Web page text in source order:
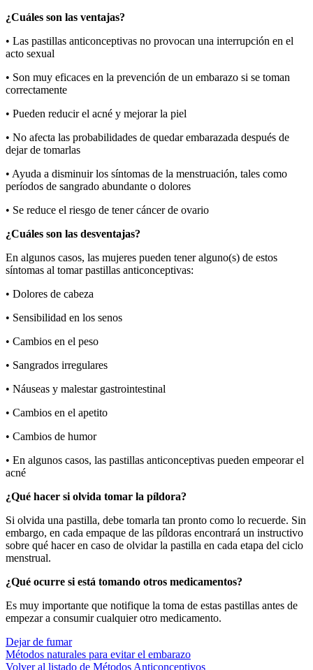
¿Cuáles son las ventajas?
• Las pastillas anticonceptivas no provocan una interrupción en el
acto sexual
• Son muy eficaces en la prevención de un embarazo si se toman
correctamente
• Pueden reducir el acné y mejorar la piel
• No afecta las probabilidades de quedar embarazada después de
dejar de tomarlas
• Ayuda a disminuir los síntomas de la menstruación, tales como
períodos de sangrado abundante o dolores
• Se reduce el riesgo de tener cáncer de ovario
¿Cuáles son las desventajas?
En algunos casos, las mujeres pueden tener alguno(s) de estos
síntomas al tomar pastillas anticonceptivas:
• Dolores de cabeza
• Sensibilidad en los senos
• Cambios en el peso
• Sangrados irregulares
• Náuseas y malestar gastrointestinal
• Cambios en el apetito
• Cambios de humor
• En algunos casos, las pastillas anticonceptivas pueden empeorar el
acné
¿Qué hacer si olvida tomar la píldora?
Si olvida una pastilla, debe tomarla tan pronto como lo recuerde. Sin
embargo, en cada empaque de las píldoras encontrará un instructivo
sobre qué hacer en caso de olvidar la pastilla en cada etapa del ciclo
menstrual.
¿Qué ocurre si está tomando otros medicamentos?
Es muy importante que notifique la toma de estas pastillas antes de
empezar a consumir cualquier otro medicamento.
Dejar de fumar
Métodos naturales para evitar el embarazo
Volver al listado de Métodos Anticonceptivos